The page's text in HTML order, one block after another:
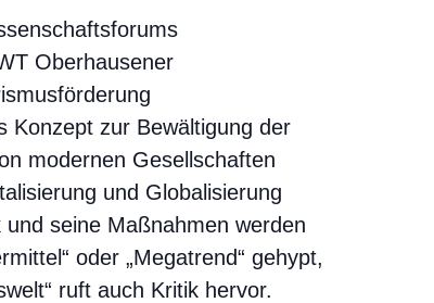
Oberhausener
Konzept zur Bewältigung der
modernen Gesellschaften
und Globalisierung
seine Maßnahmen werden
oder „Megatrend“ gehypt,
ruft auch Kritik hervor.